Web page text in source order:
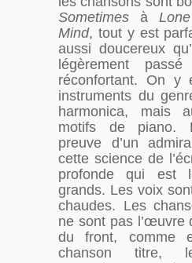
Sometimes à
Mind, tout y est
aussi doucereux
légèrement
réconfortant. On y
instruments du
harmonica, mais
motifs de piano.
preuve d’un
cette science de
profonde qui est
grands. Les voix
chaudes. Les
ne sont pas l’œuvre
du front, comme
chanson titre,